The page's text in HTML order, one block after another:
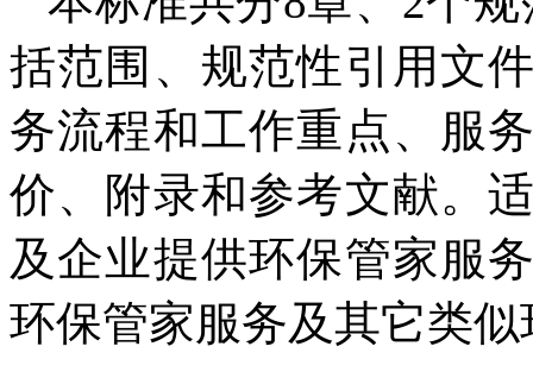
括范围、规范性引用文
务流程和工作重点、服
价、附录和参考文献。
及企业提供环保管家服
环保管家服务及其它类